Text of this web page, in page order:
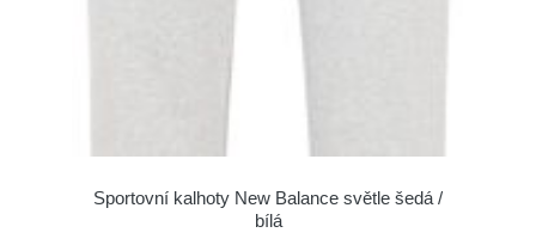
Sportovní kalhoty New Balance světle šedá /
bílá